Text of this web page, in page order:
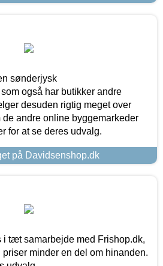
sønderjysk
også har butikker andre
desuden rigtig meget over
de andre online byggemarkeder
for at se deres udvalg.
på Davidsenshop.dk
i tæt samarbejde med Frishop.dk,
minder en del om hinanden.